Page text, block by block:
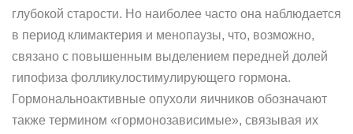
глубокой старости. Но наиболее часто она наблюдается
в период климактерия и менопаузы, что, возможно,
связано с повышенным выделением передней долей
гипофиза фолликулостимулирующего гормона.
Гормональноактивные опухоли яичников обозначают
также термином «гормонозависимые», связывая их